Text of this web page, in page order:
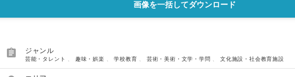
画像を一括してダウンロード
 ジャンル
芸能・タレント 趣味・娯楽 、学校教育 芸術・美術・文学・学問 、文化施設・社会教育施設